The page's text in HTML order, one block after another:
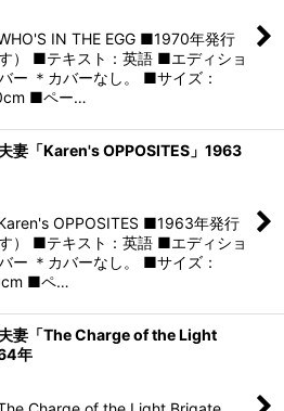
IN THE EGG ■1970年発行
す） ■テキスト：英語 ■エディショ
ー ＊カバーなし。 ■サイズ：
■ペー…
妻「Karen's OPPOSITES」1963
OPPOSITES ■1963年発行
す） ■テキスト：英語 ■エディショ
ー ＊カバーなし。 ■サイズ：
■ペ…
妻「The Charge of the Light
年